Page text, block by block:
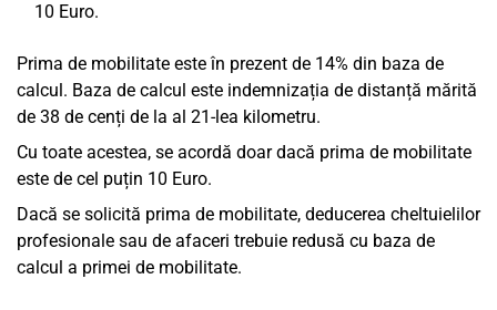
10 Euro.
Prima de mobilitate este în prezent de 14% din baza de
calcul. Baza de calcul este indemnizația de distanță mărită
de 38 de cenți de la al 21-lea kilometru.
Cu toate acestea, se acordă doar dacă prima de mobilitate
este de cel puțin 10 Euro.
Dacă se solicită prima de mobilitate, deducerea cheltuielilor
profesionale sau de afaceri trebuie redusă cu baza de
calcul a primei de mobilitate.